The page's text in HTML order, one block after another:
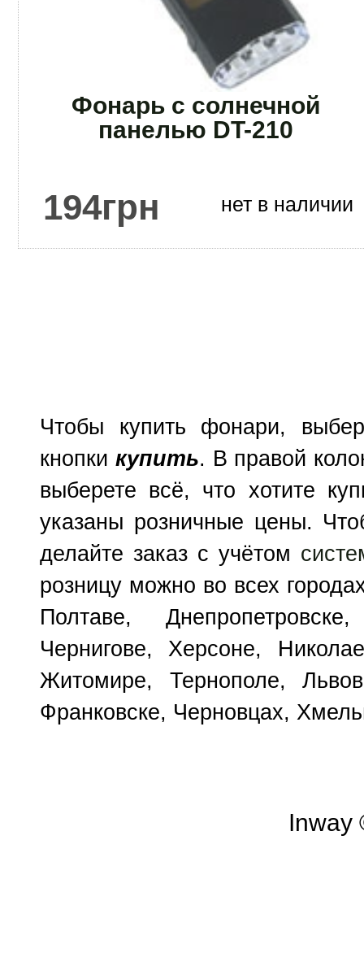
Фонарь с солнечной
панелью DT-210
194грн нет в наличии
Чтобы купить фонари,
кнопки купить. В правой
выберете всё, что хотите
указаны розничные цены.
делайте заказ с учётом
розницу можно во всех
Полтаве,
Чернигове, Херсоне,
Житомире, Тернополе,
Франковске, Черновцах,
Inway